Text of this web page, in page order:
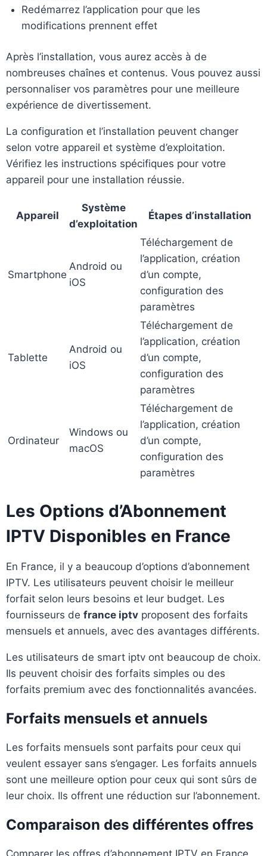
Redémarrez l’application pour que les
modifications prennent effet
Après l’installation, vous aurez accès à de
nombreuses chaînes et contenus. Vous pouvez aussi
personnaliser vos paramètres pour une meilleure
expérience de divertissement.
La configuration et l’installation peuvent changer
selon votre appareil et système d’exploitation.
Vérifiez les instructions spécifiques pour votre
appareil pour une installation réussie.
Appareil
Système
d’exploitation
Étapes d’installation
Smartphone
Android ou
iOS
Téléchargement de
l’application, création
d’un compte,
configuration des
paramètres
Tablette
Android ou
iOS
Téléchargement de
l’application, création
d’un compte,
configuration des
paramètres
Ordinateur
Windows ou
macOS
Téléchargement de
l’application, création
d’un compte,
configuration des
paramètres
Les Options d’Abonnement
IPTV Disponibles en France
En France, il y a beaucoup d’options d’abonnement
IPTV. Les utilisateurs peuvent choisir le meilleur
forfait selon leurs besoins et leur budget. Les
fournisseurs de france iptv proposent des forfaits
mensuels et annuels, avec des avantages différents.
Les utilisateurs de smart iptv ont beaucoup de choix.
Ils peuvent choisir des forfaits simples ou des
forfaits premium avec des fonctionnalités avancées.
Forfaits mensuels et annuels
Les forfaits mensuels sont parfaits pour ceux qui
veulent essayer sans s’engager. Les forfaits annuels
sont une meilleure option pour ceux qui sont sûrs de
leur choix. Ils offrent une réduction sur l’abonnement.
Comparaison des différentes offres
Comparer les offres d’abonnement IPTV en France